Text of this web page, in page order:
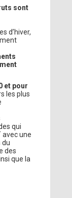
sont
d’hiver,
et pour
les plus
qui
avec une
du
des
que la